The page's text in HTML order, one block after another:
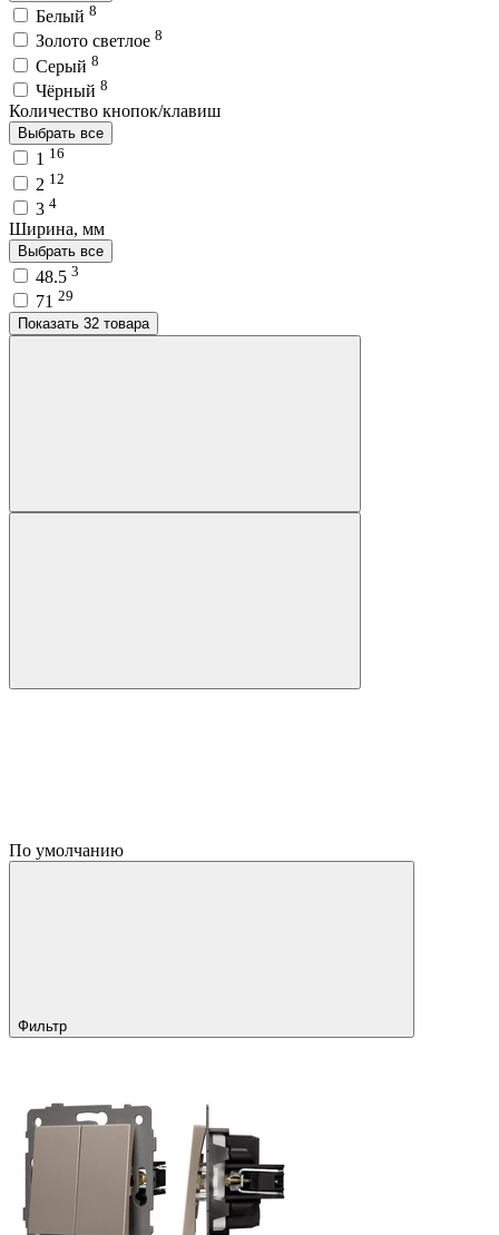
Белый 8
Золото светлое 8
Серый 8
Чёрный 8
Количество кнопок/клавиш
Выбрать все
1 16
2 12
3 4
Ширина, мм
Выбрать все
48.5 3
71 29
Показать 32 товара
По умолчанию
Фильтр